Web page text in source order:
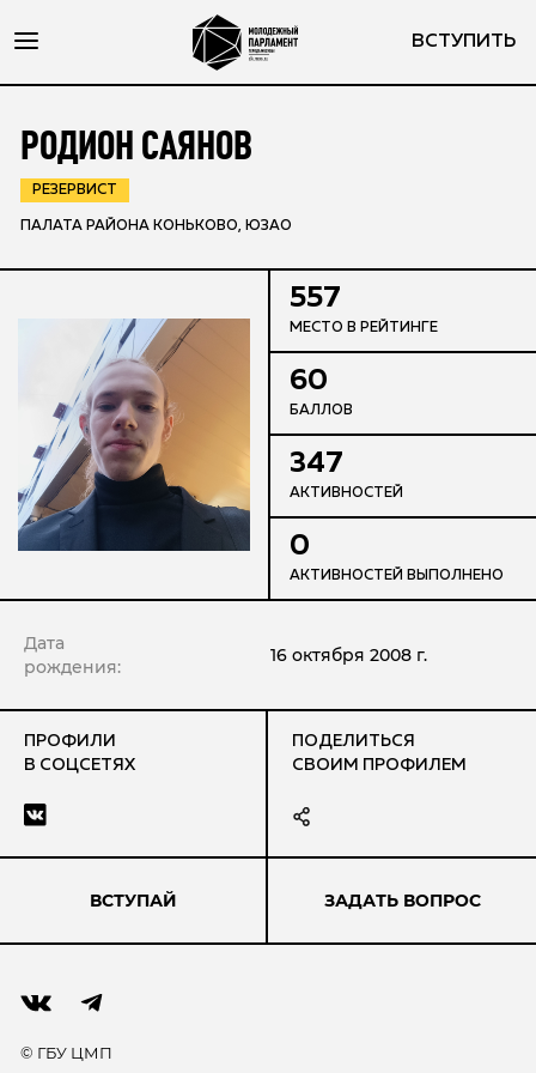
ВСТУПИТЬ
РОДИОН САЯНОВ
РЕЗЕРВИСТ
ПАЛАТА РАЙОНА КОНЬКОВО, ЮЗАО
557
МЕСТО В РЕЙТИНГЕ
60
БАЛЛОВ
347
АКТИВНОСТЕЙ
0
АКТИВНОСТЕЙ ВЫПОЛНЕНО
Дата
рождения:
16 октября 2008 г.
ПРОФИЛИ
В СОЦСЕТЯХ
ПОДЕЛИТЬСЯ
СВОИМ ПРОФИЛЕМ
ВСТУПАЙ ЗАДАТЬ ВОПРОС
© ГБУ ЦМП